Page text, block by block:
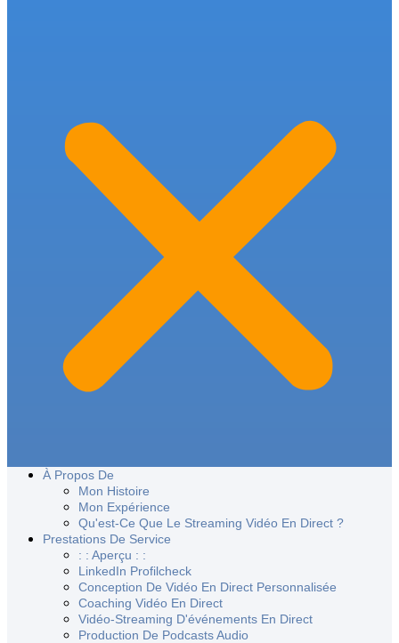
À Propos De
Mon Histoire
Mon Expérience
Qu'est-Ce Que Le Streaming Vidéo En Direct ?
Prestations De Service
: : Aperçu : :
LinkedIn Profilcheck
Conception De Vidéo En Direct Personnalisée
Coaching Vidéo En Direct
Vidéo-Streaming D'événements En Direct
Production De Podcasts Audio